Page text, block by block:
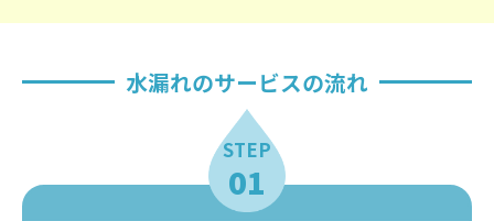
水漏れのサービスの流れ
STEP
01